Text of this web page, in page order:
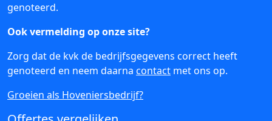
genoteerd.
Ook vermelding op onze site?
Zorg dat de kvk de bedrijfsgegevens correct heeft
genoteerd en neem daarna contact met ons op.
Groeien als Hoveniersbedrijf?